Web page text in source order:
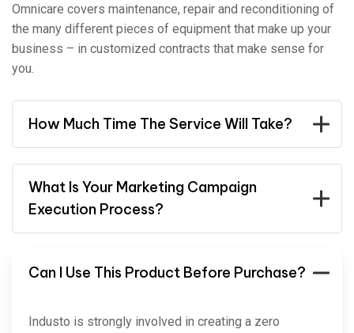
Omnicare covers maintenance, repair and reconditioning of
the many different pieces of equipment that make up your
business – in customized contracts that make sense for
you.
How Much Time The Service Will Take?
What Is Your Marketing Campaign
Execution Process?
Can I Use This Product Before Purchase?
Industo is strongly involved in creating a zero